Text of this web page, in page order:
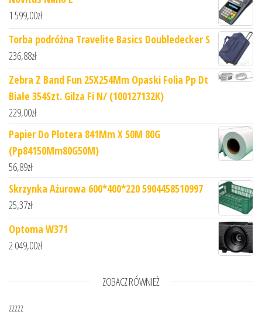
1 599,00zł
Torba podróżna Travelite Basics Doubledecker S
236,88zł
Zebra Z Band Fun 25X254Mm Opaski Folia Pp Dt
Białe 354Szt. Gilza Fi N/ (100127132K)
229,00zł
Papier Do Plotera 841Mm X 50M 80G
(Pp84150Mm80G50M)
56,89zł
Skrzynka Ażurowa 600*400*220 5904458510997
25,37zł
Optoma W371
2 049,00zł
ZOBACZ RÓWNIEŻ
zzzzz